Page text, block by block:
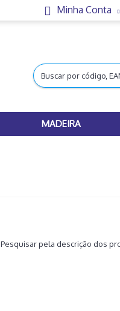
Minha Conta
MADEIRA
Pesquisar pela descrição dos